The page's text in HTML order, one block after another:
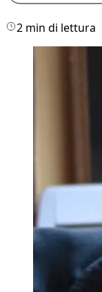
2 min di lettura